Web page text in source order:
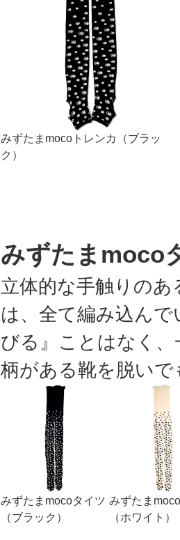
みずたまmocoトレンカ（ブラッ
ク）
みずたまmoco
立体的な手触りの
は、全て編み込ん
びる』ことはなく
柄がある靴を脱い
みずたまmocoタイツ
（ブラック）
みずたま
（ホワイト）